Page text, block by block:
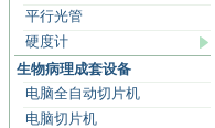
平行光管
硬度计
生物病理成套设备
电脑全自动切片机
电脑切片机